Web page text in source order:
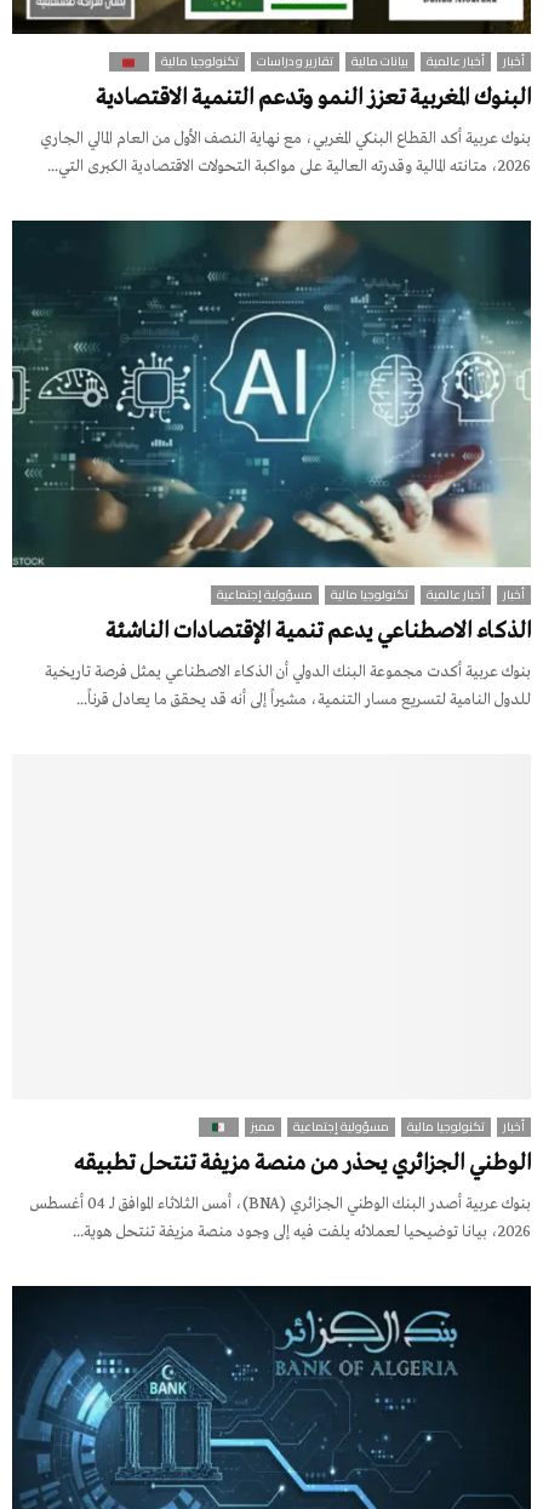
أخبار أخبار عالمية بيانات مالية تقارير و دراسات تكنولوجيا مالية
البنوك المغربية تعزز النمو وتدعم التنمية الاقتصادية
بنوك عربية أكد القطاع البنكي المغربي، مع نهاية النصف الأول من العام المالي الجاري
2026، متانته المالية وقدرته العالية على مواكبة التحولات الاقتصادية الكبرى التي...
أخبار أخبار عالمية تكنولوجيا مالية مسؤولية إجتماعية
الذكاء الاصطناعي يدعم تنمية الإقتصادات الناشئة
بنوك عربية أكدت مجموعة البنك الدولي أن الذكاء الاصطناعي يمثل فرصة تاريخية
للدول النامية لتسريع مسار التنمية، مشيراً إلى أنه قد يحقق ما يعادل قرناً...
أخبار تكنولوجيا مالية مسؤولية إجتماعية مميز
الوطني الجزائري يحذر من منصة مزيفة تنتحل تطبيقه
بنوك عربية أصدر البنك الوطني الجزائري (BNA)، أمس الثلاثاء الموافق لـ 04 أغسطس
2026، بيانا توضيحيا لعملائه يلفت فيه إلى وجود منصة مزيفة تنتحل هوية...